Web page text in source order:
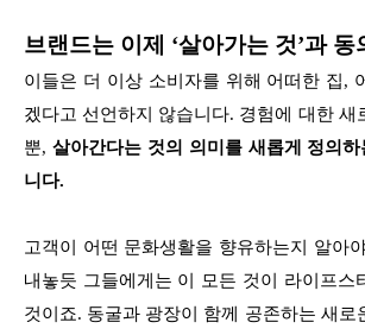
브랜드는 이제 ‘살아가는 것’과 동
이들은 더 이상 소비자를 위해 어떠한 집,
겠다고 선언하지 않습니다. 경험에 대한 새
뿐, 살아간다는 것의 의미를 새롭게 정의
니다.
고객이 어떤 문화생활을 향유하는지 알아
내놓듯 그들에게는 이 모든 것이 라이프스
것이죠. 동굴과 광장이 함께 공존하는 새로